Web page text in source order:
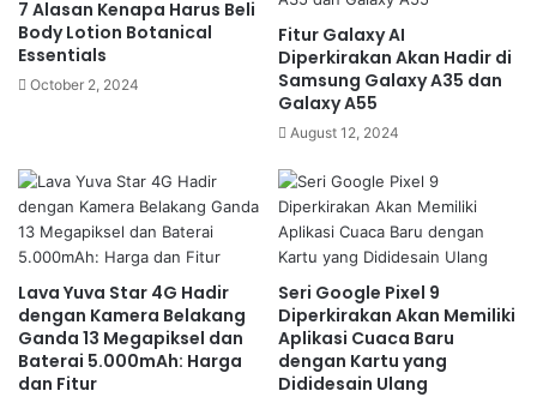
7 Alasan Kenapa Harus Beli
Body Lotion Botanical
Essentials
October 2, 2024
Fitur Galaxy AI
Diperkirakan Akan Hadir di
Samsung Galaxy A35 dan
Galaxy A55
August 12, 2024
Lava Yuva Star 4G Hadir
dengan Kamera Belakang
Ganda 13 Megapiksel dan
Baterai 5.000mAh: Harga
dan Fitur
Seri Google Pixel 9
Diperkirakan Akan Memiliki
Aplikasi Cuaca Baru
dengan Kartu yang
Dididesain Ulang